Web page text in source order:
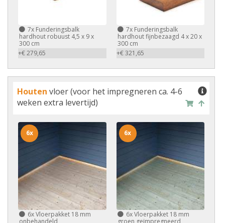
7x Funderingsbalk
hardhout robuust 4,5 x 9 x
300 cm
+€ 279,65
7xFunderingsbalk
hardhout fijnbezaagd 4 x 20 x
300 cm
+€ 321,65
Houten vloer (voor het impregneren ca. 4-6
weken extra levertijd)
6xVloerpakket 18 mm
onbehandeld
6x
6xVloerpakket 18 mm
groen geïmpregneerd
6x